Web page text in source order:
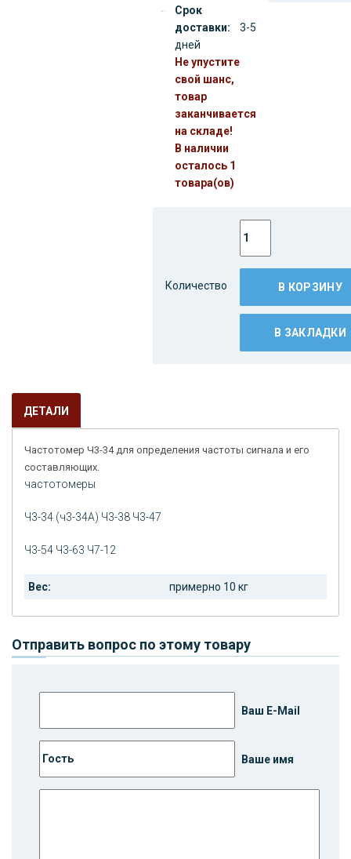
Срок
доставки:
3-5
дней
Не упустите
свой шанс,
товар
заканчивается
на складе!
В наличии
осталось 1
товара(ов)
Количество В КОРЗИНУ
В ЗАКЛАДКИ
ДЕТАЛИ
Частотомер Ч3-34 для определения частоты сигнала и его
составляющих.
частотомеры
Ч3-34 (ч3-34А) Ч3-38 Ч3-47
Ч3-54 Ч3-63 Ч7-12
Вес: примерно 10 кг
Отправить вопрос по этому товару
Ваш E-Mail
Ваше имя